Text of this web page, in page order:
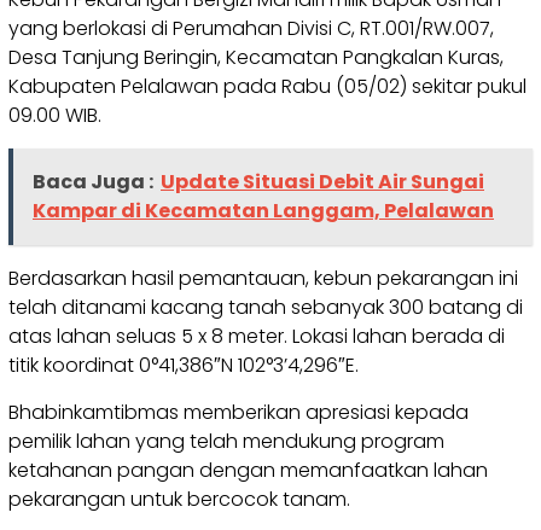
yang berlokasi di Perumahan Divisi C, RT.001/RW.007,
Desa Tanjung Beringin, Kecamatan Pangkalan Kuras,
Kabupaten Pelalawan pada Rabu (05/02) sekitar pukul
09.00 WIB.
Baca Juga : Update Situasi Debit Air Sungai
Kampar di Kecamatan Langgam, Pelalawan
Berdasarkan hasil pemantauan, kebun pekarangan ini
telah ditanami kacang tanah sebanyak 300 batang di
atas lahan seluas 5 x 8 meter. Lokasi lahan berada di
titik koordinat 0°41,386″N 102°3’4,296″E.
Bhabinkamtibmas memberikan apresiasi kepada
pemilik lahan yang telah mendukung program
ketahanan pangan dengan memanfaatkan lahan
pekarangan untuk bercocok tanam.